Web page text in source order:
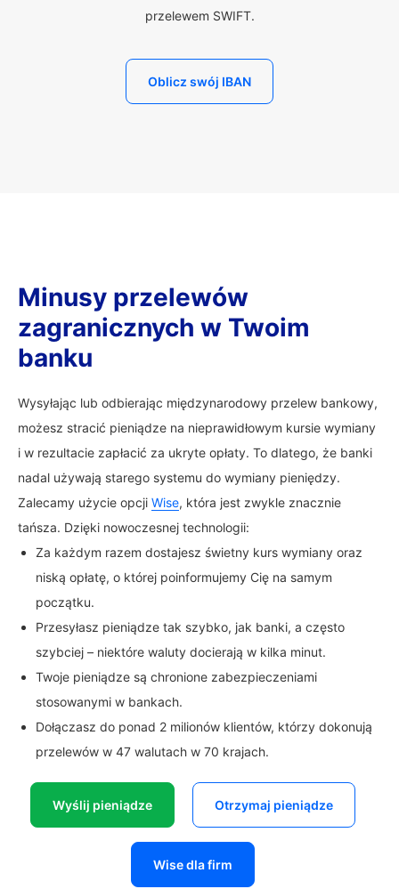
przelewem SWIFT.
Oblicz swój IBAN
Minusy przelewów
zagranicznych w Twoim
banku
Wysyłając lub odbierając międzynarodowy przelew bankowy,
możesz stracić pieniądze na nieprawidłowym kursie wymiany
i w rezultacie zapłacić za ukryte opłaty. To dlatego, że banki
nadal używają starego systemu do wymiany pieniędzy.
Zalecamy użycie opcji Wise, która jest zwykle znacznie
tańsza. Dzięki nowoczesnej technologii:
Za każdym razem dostajesz świetny kurs wymiany oraz
niską opłatę, o której poinformujemy Cię na samym
początku.
Przesyłasz pieniądze tak szybko, jak banki, a często
szybciej – niektóre waluty docierają w kilka minut.
Twoje pieniądze są chronione zabezpieczeniami
stosowanymi w bankach.
Dołączasz do ponad 2 milionów klientów, którzy dokonują
przelewów w 47 walutach w 70 krajach.
Wyślij pieniądze Otrzymaj pieniądze
Wise dla firm